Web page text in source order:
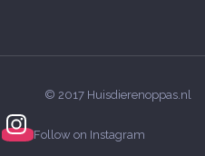
© 2017 Huisdierenoppas.nl
Follow on Instagram